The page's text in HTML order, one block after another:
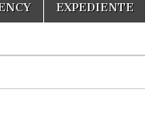
EXPEDIENTE